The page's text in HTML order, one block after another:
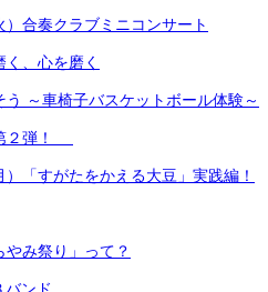
合奏クラブミニコンサート
、心を磨く
～車椅子バスケットボール体験～
２弾！
「すがたをかえる大豆」実践編！
み祭り」って？